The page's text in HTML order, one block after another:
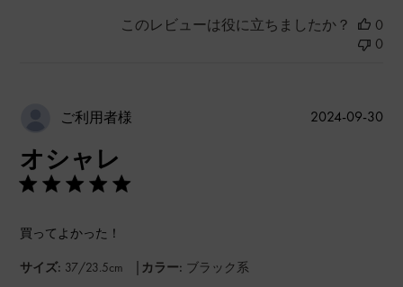
このレビューは役に立ちましたか？
0
0
ご利用者様
オシャレ
買ってよかった！
サイズ: 37/23.5cm | カラー: ブラック系
公
2024-09-30